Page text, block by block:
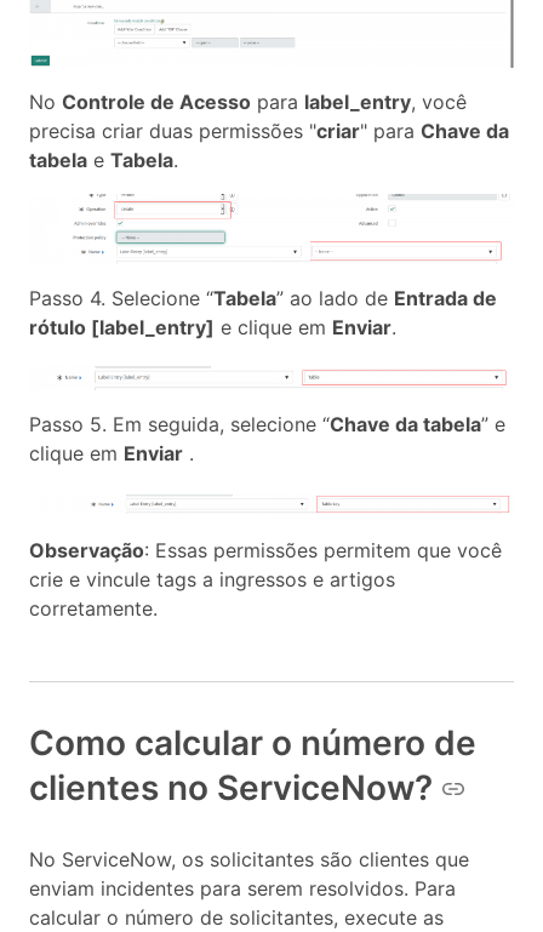
No Controle de Acesso para label_entry, você
precisa criar duas permissões "criar" para Chave da
tabela e Tabela.
Passo 4. Selecione “Tabela” ao lado de Entrada de
rótulo [label_entry] e clique em Enviar.
Passo 5. Em seguida, selecione “Chave da tabela” e
clique em Enviar .
Observação: Essas permissões permitem que você
crie e vincule tags a ingressos e artigos
corretamente.
Como calcular o número de
clientes no ServiceNow?
No ServiceNow, os solicitantes são clientes que
enviam incidentes para serem resolvidos. Para
calcular o número de solicitantes, execute as